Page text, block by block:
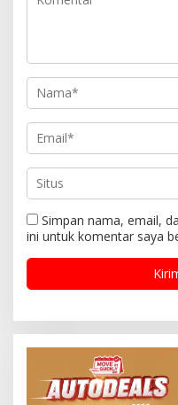
Simpan nama, email,
ini untuk komentar saya